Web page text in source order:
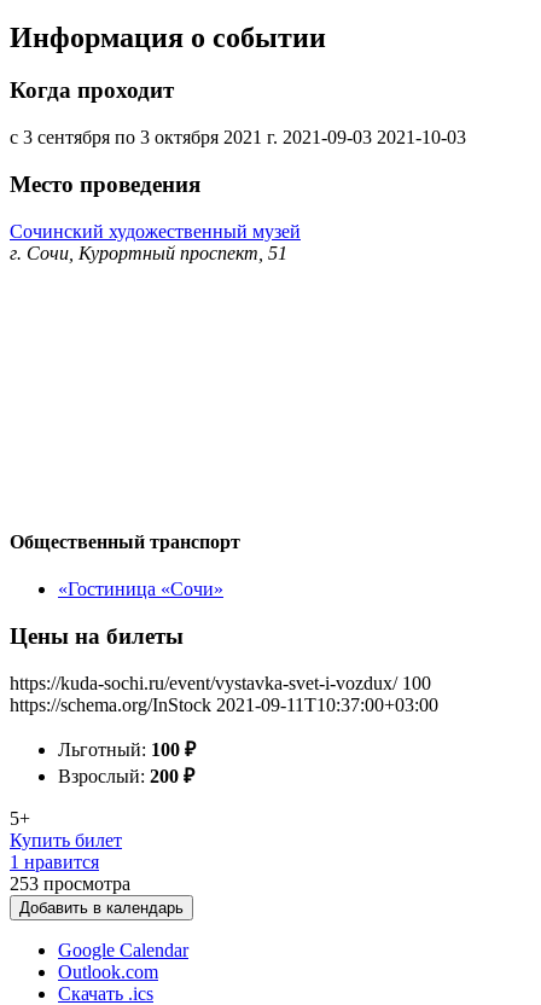
Информация о событии
Когда проходит
с 3 сентября по 3 октября 2021 г. 2021-09-03 2021-10-03
Место проведения
Сочинский художественный музей
г. Сочи, Курортный проспект, 51
Общественный транспорт
«Гостиница «Сочи»
Цены на билеты
https://kuda-sochi.ru/event/vystavka-svet-i-vozdux/ 100
https://schema.org/InStock 2021-09-11T10:37:00+03:00
Льготный: 100 ₽
Взрослый: 200 ₽
5+
Купить билет
1 нравится
253 просмотра
Добавить в календарь
Google Calendar
Outlook.com
Скачать .ics